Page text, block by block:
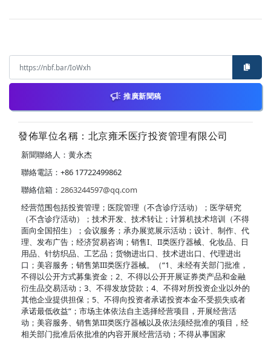
推廣新聞稿
發佈單位名稱：北京雍禾医疗投资管理有限公司
新聞聯絡人：黄永杰
聯絡電話：+86 17722499862
聯絡信箱： 2863244597@qq.com
经营范围包括投资管理；医院管理（不含诊疗活动）；医学研究
（不含诊疗活动）；技术开发、技术转让；计算机技术培训（不得
面向全国招生）；会议服务；承办展览展示活动；设计、制作、代
理、发布广告；经济贸易咨询；销售I、II类医疗器械、化妆品、日
用品、针纺织品、工艺品；货物进出口、技术进出口、代理进出
口；美容服务；销售第III类医疗器械。（“1、未经有关部门批准，
不得以公开方式募集资金；2、不得以公开开展证券类产品和金融
衍生品交易活动；3、不得发放贷款；4、不得对所投资企业以外的
其他企业提供担保；5、不得向投资者承诺投资本金不受损失或者
承诺最低收益”；市场主体依法自主选择经营项目，开展经营活
动；美容服务、销售第III类医疗器械以及依法须经批准的项目，经
相关部门批准后依批准的内容开展经营活动；不得从事国家